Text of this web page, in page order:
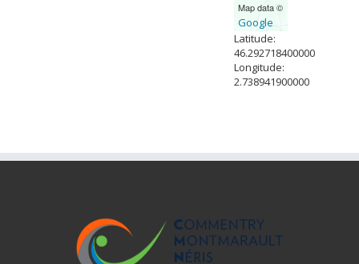
Map data ©
Google
Latitude:
46.292718400000
Longitude:
2.738941900000